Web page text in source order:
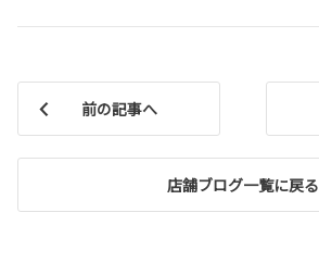
前の記事へ
店舗ブログ一覧に戻る